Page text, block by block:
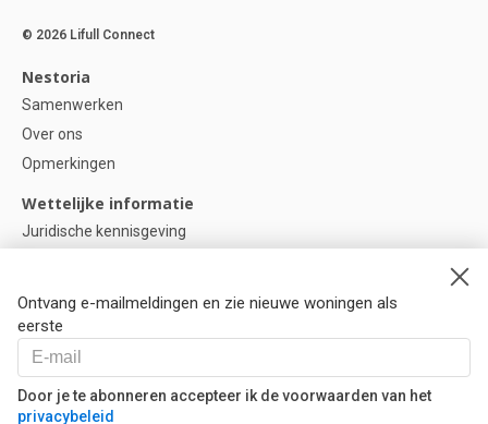
Ontvang e-mailmeldingen en zie nieuwe woningen als
eerste
Door je te abonneren accepteer ik de voorwaarden van het
privacybeleid
© 2026 Lifull Connect
Nestoria
Samenwerken
Over ons
Opmerkingen
Wettelijke informatie
Juridische kennisgeving
Cookie instellingen
Help
Vragen
Onze partners